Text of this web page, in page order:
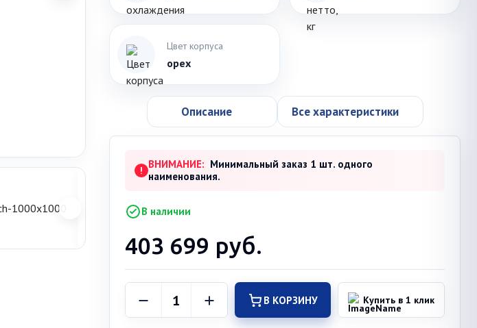
Цвет корпуса
орех
Описание Все характеристики
! ВНИМАНИЕ: Минимальный заказ 1 шт. одного
наименования.
В наличии
403 699 руб.
В КОРЗИНУ Купить в 1 клик